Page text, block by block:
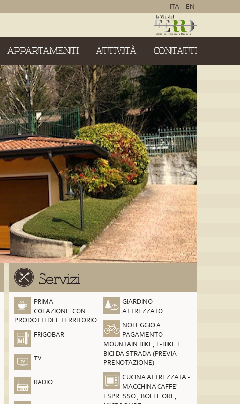
ITA EN
APPARTAMENTI ATTIVITÀ CONTATTI
Servizi
PRIMA
COLAZIONE CON
PRODOTTI DEL TERRITORIO
FRIGOBAR
TV
RADIO
GIARDINO
ATTREZZATO
NOLEGGIO A
PAGAMENTO
MOUNTAIN BIKE, E-BIKE E
BICI DA STRADA (PREVIA
PRENOTAZIONE)
CUCINA ATTREZZATA -
MACCHINA CAFFE'
ESPRESSO , BOLLITORE,